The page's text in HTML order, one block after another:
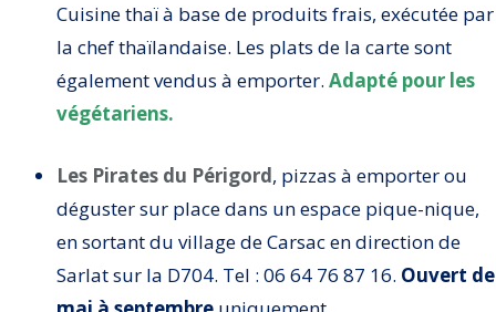
Cuisine thaï à base de produits frais, exécutée par
la chef thaïlandaise. Les plats de la carte sont
également vendus à emporter. Adapté pour les
végétariens.
Les Pirates du Périgord, pizzas à emporter ou
déguster sur place dans un espace pique-nique,
en sortant du village de Carsac en direction de
Sarlat sur la D704. Tel : 06 64 76 87 16. Ouvert de